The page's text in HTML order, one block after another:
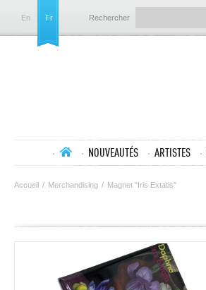
En Fr Rechercher
NOUVEAUTÉS ARTISTES
Accueil / Merchandising / Magnet "Iris Extatis"